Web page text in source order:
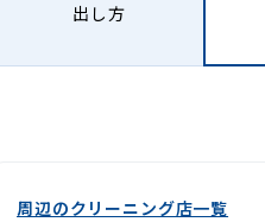
出し方
周辺のクリーニング店一覧